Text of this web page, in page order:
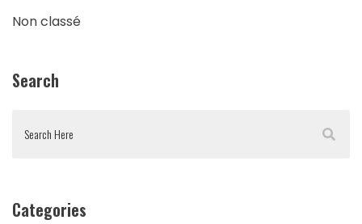
Non classé
Search
Categories